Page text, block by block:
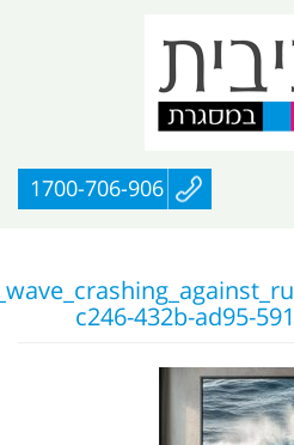
1700-706-906
c246-432b-ad95-